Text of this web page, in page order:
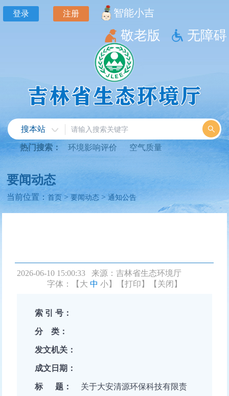
登录 注册 智能小吉
敬老版 无障碍
搜本站
热门搜索： 环境影响评价 空气质量
要闻动态
当前位置：首页>要闻动态 >通知公告
2026-06-10 15:00:33 来源：吉林省生态环境厅
字体：【 大 中 小】 【打印】 【关闭】
索 引 号：
分 类：
发文机关：
成文日期：
标 题： 关于大安清源环保科技有限责